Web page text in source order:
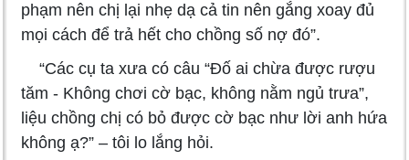
phạm nên chị lại nhẹ dạ cả tin nên gắng xoay đủ
mọi cách để trả hết cho chồng số nợ đó”.
“Các cụ ta xưa có câu “Đố ai chừa được rượu
tăm - Không chơi cờ bạc, không nằm ngủ trưa”,
liệu chồng chị có bỏ được cờ bạc như lời anh hứa
không ạ?” – tôi lo lắng hỏi.